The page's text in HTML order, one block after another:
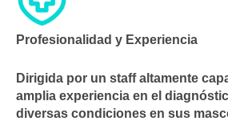
Profesionalidad y Experiencia
Dirigida por un staff altamente
amplia experiencia en el
diversas condiciones en sus